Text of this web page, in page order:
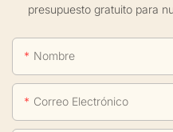
presupuesto gratuito para
Nombre
Correo Electrónico